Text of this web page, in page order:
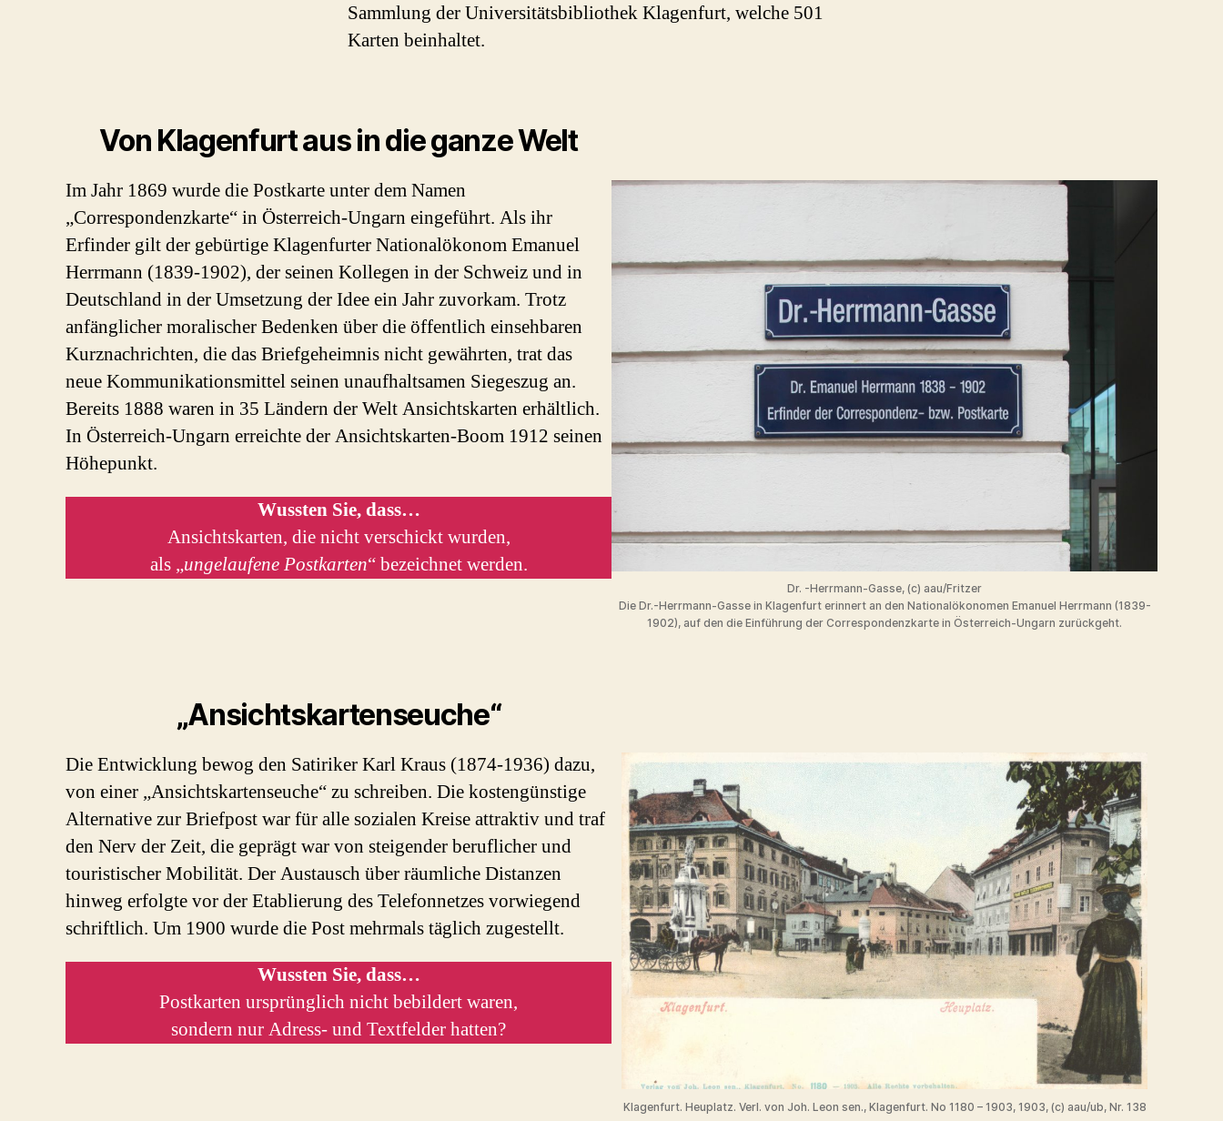
Sammlung der Universitätsbibliothek Klagenfurt, welche 501
Karten beinhaltet.
Von Klagenfurt aus in die ganze Welt
Im Jahr 1869 wurde die Postkarte unter dem Namen
„Correspondenzkarte“ in Österreich-Ungarn eingeführt. Als ihr
Erfinder gilt der gebürtige Klagenfurter Nationalökonom Emanuel
Herrmann (1839-1902), der seinen Kollegen in der Schweiz und in
Deutschland in der Umsetzung der Idee ein Jahr zuvorkam. Trotz
anfänglicher moralischer Bedenken über die öffentlich einsehbaren
Kurznachrichten, die das Briefgeheimnis nicht gewährten, trat das
neue Kommunikationsmittel seinen unaufhaltsamen Siegeszug an.
Bereits 1888 waren in 35 Ländern der Welt Ansichtskarten erhältlich.
In Österreich-Ungarn erreichte der Ansichtskarten-Boom 1912 seinen
Höhepunkt.
Wussten Sie, dass…
Ansichtskarten, die nicht verschickt wurden,
als „ungelaufene Postkarten“ bezeichnet werden.
Dr. -Herrmann-Gasse, (c) aau/Fritzer
Die Dr.-Herrmann-Gasse in Klagenfurt erinnert an den Nationalökonomen Emanuel Herrmann (1839-
1902), auf den die Einführung der Correspondenzkarte in Österreich-Ungarn zurückgeht.
„Ansichtskartenseuche“
Die Entwicklung bewog den Satiriker Karl Kraus (1874-1936) dazu,
von einer „Ansichtskartenseuche“ zu schreiben. Die kostengünstige
Alternative zur Briefpost war für alle sozialen Kreise attraktiv und traf
den Nerv der Zeit, die geprägt war von steigender beruflicher und
touristischer Mobilität. Der Austausch über räumliche Distanzen
hinweg erfolgte vor der Etablierung des Telefonnetzes vorwiegend
schriftlich. Um 1900 wurde die Post mehrmals täglich zugestellt.
Wussten Sie, dass…
Postkarten ursprünglich nicht bebildert waren,
sondern nur Adress- und Textfelder hatten?
Klagenfurt. Heuplatz. Verl. von Joh. Leon sen., Klagenfurt. No 1180 – 1903, 1903, (c) aau/ub, Nr. 138